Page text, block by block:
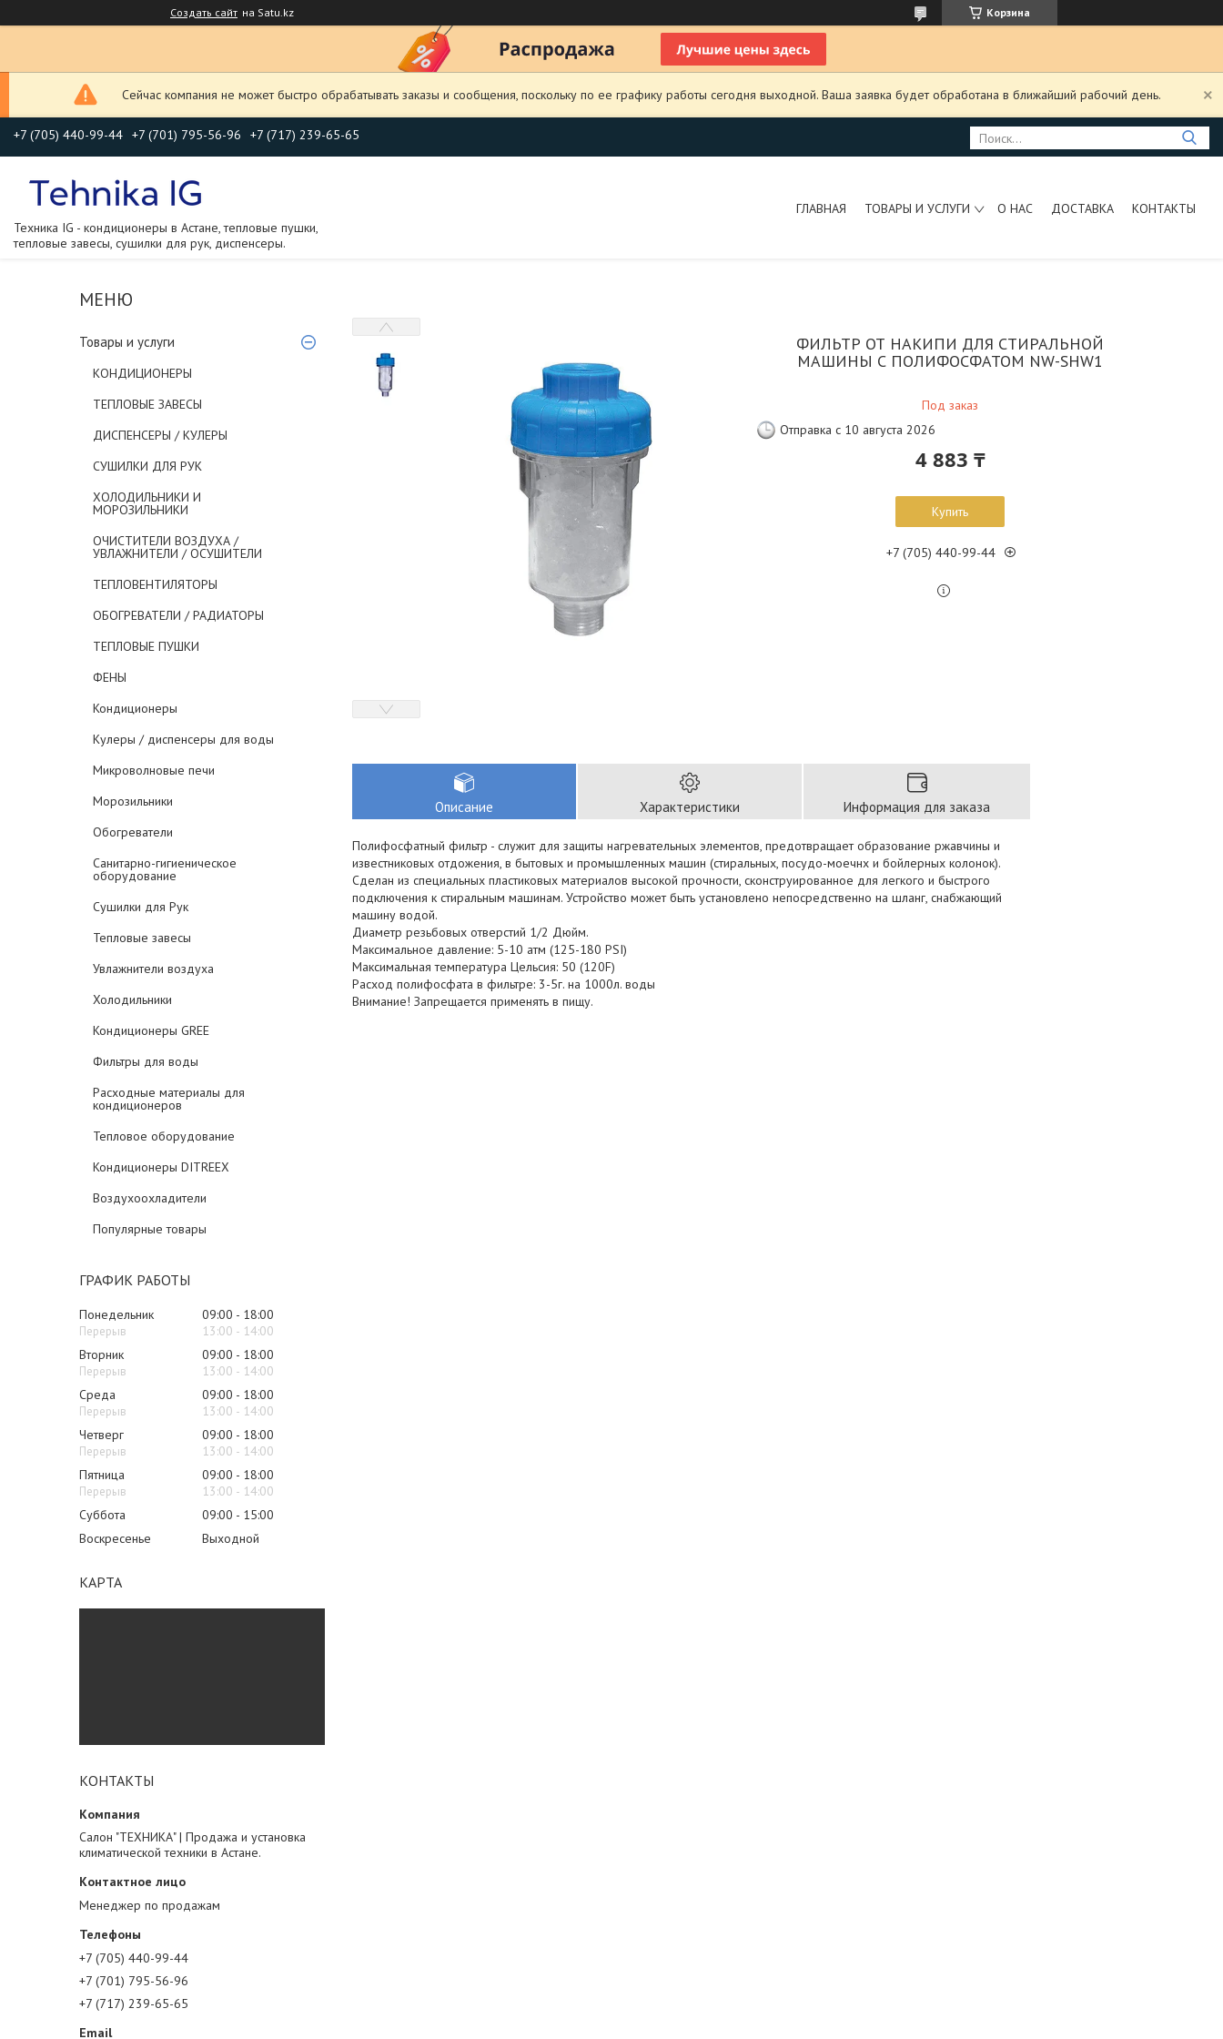
Создать сайт на Satu.kz Корзина
Сейчас компания не может быстро обрабатывать заказы и сообщения, поскольку по ее графику работы сегодня выходной. Ваша заявка будет обработана в ближайший рабочий день.
+7 (705) 440-99-44 +7 (701) 795-56-96 +7 (717) 239-65-65
Техника IG - кондиционеры в Астане, тепловые пушки,
тепловые завесы, сушилки для рук, диспенсеры.
ГЛАВНАЯ ТОВАРЫ И УСЛУГИ О НАС ДОСТАВКА КОНТАКТЫ
Товары и услуги
КОНДИЦИОНЕРЫ
ТЕПЛОВЫЕ ЗАВЕСЫ
ДИСПЕНСЕРЫ / КУЛЕРЫ
СУШИЛКИ ДЛЯ РУК
ХОЛОДИЛЬНИКИ И
МОРОЗИЛЬНИКИ
ОЧИСТИТЕЛИ ВОЗДУХА /
УВЛАЖНИТЕЛИ / ОСУШИТЕЛИ
ТЕПЛОВЕНТИЛЯТОРЫ
ОБОГРЕВАТЕЛИ / РАДИАТОРЫ
ТЕПЛОВЫЕ ПУШКИ
ФЕНЫ
Кондиционеры
Кулеры / диспенсеры для воды
Микроволновые печи
Морозильники
Обогреватели
Санитарно-гигиеническое
оборудование
Сушилки для Рук
Тепловые завесы
Увлажнители воздуха
Холодильники
Кондиционеры GREE
Фильтры для воды
Расходные материалы для
кондиционеров
Тепловое оборудование
Кондиционеры DITREEX
Воздухоохладители
Популярные товары
ГРАФИК РАБОТЫ
Понедельник 09:00
18:00
13:00
14:00
Вторник
09:00
18:00
13:00
14:00
Среда
09:00
18:00
13:00
14:00
Четверг
09:00
18:00
13:00
14:00
Пятница
09:00
18:00
13:00
14:00
Суббота
09:00
15:00
Воскресенье
Выходной
КАРТА
КОНТАКТЫ
Салон "ТЕХНИКА" | Продажа и установка
климатической техники в Астане.
Менеджер по продажам
+7 (705) 440-99-44
+7 (701) 795-56-96
+7 (717) 239-65-65
ФИЛЬТР ОТ НАКИПИ ДЛЯ СТИРАЛЬНОЙ
МАШИНЫ С ПОЛИФОСФАТОМ NW-SHW1
Под заказ
Отправка с 10 августа 2026
4 883 ₸
Купить
+7 (705) 440-99-44
Описание Характеристики Информация для заказа
Полифосфатный фильтр - служит для защиты нагревательных элементов, предотвращает образование ржавчины и
известниковых отдожения, в бытовых и промышленных машин (стиральных, посудо-моечнх и бойлерных колонок).
Cделан из специальных пластиковых материалов высокой прочности, сконструированное для легкого и быстрого
подключения к стиральным машинам. Устройство может быть установлено непосредственно на шланг, снабжающий
машину водой.
Диаметр резьбовых отверстий 1/2 Дюйм.
Максимальное давление: 5-10 атм (125-180 PSI)
Максимальная температура Цельсия: 50 (120F)
Расход полифосфата в фильтре: 3-5г. на 1000л. воды
Внимание! Запрещается применять в пищу.